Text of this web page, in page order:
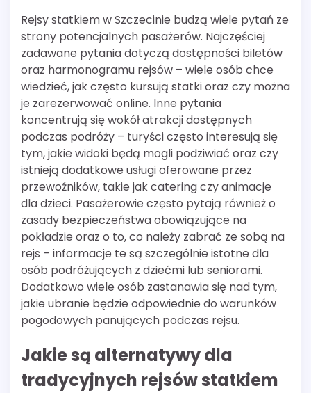
Rejsy statkiem w Szczecinie budzą wiele pytań ze
strony potencjalnych pasażerów. Najczęściej
zadawane pytania dotyczą dostępności biletów
oraz harmonogramu rejsów – wiele osób chce
wiedzieć, jak często kursują statki oraz czy można
je zarezerwować online. Inne pytania
koncentrują się wokół atrakcji dostępnych
podczas podróży – turyści często interesują się
tym, jakie widoki będą mogli podziwiać oraz czy
istnieją dodatkowe usługi oferowane przez
przewoźników, takie jak catering czy animacje
dla dzieci. Pasażerowie często pytają również o
zasady bezpieczeństwa obowiązujące na
pokładzie oraz o to, co należy zabrać ze sobą na
rejs – informacje te są szczególnie istotne dla
osób podróżujących z dziećmi lub seniorami.
Dodatkowo wiele osób zastanawia się nad tym,
jakie ubranie będzie odpowiednie do warunków
pogodowych panujących podczas rejsu.
Jakie są alternatywy dla
tradycyjnych rejsów statkiem